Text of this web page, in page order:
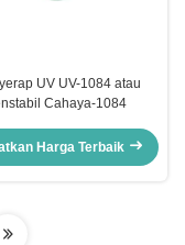
UV UV-1084 atau
Cahaya-1084
Harga Terbaik